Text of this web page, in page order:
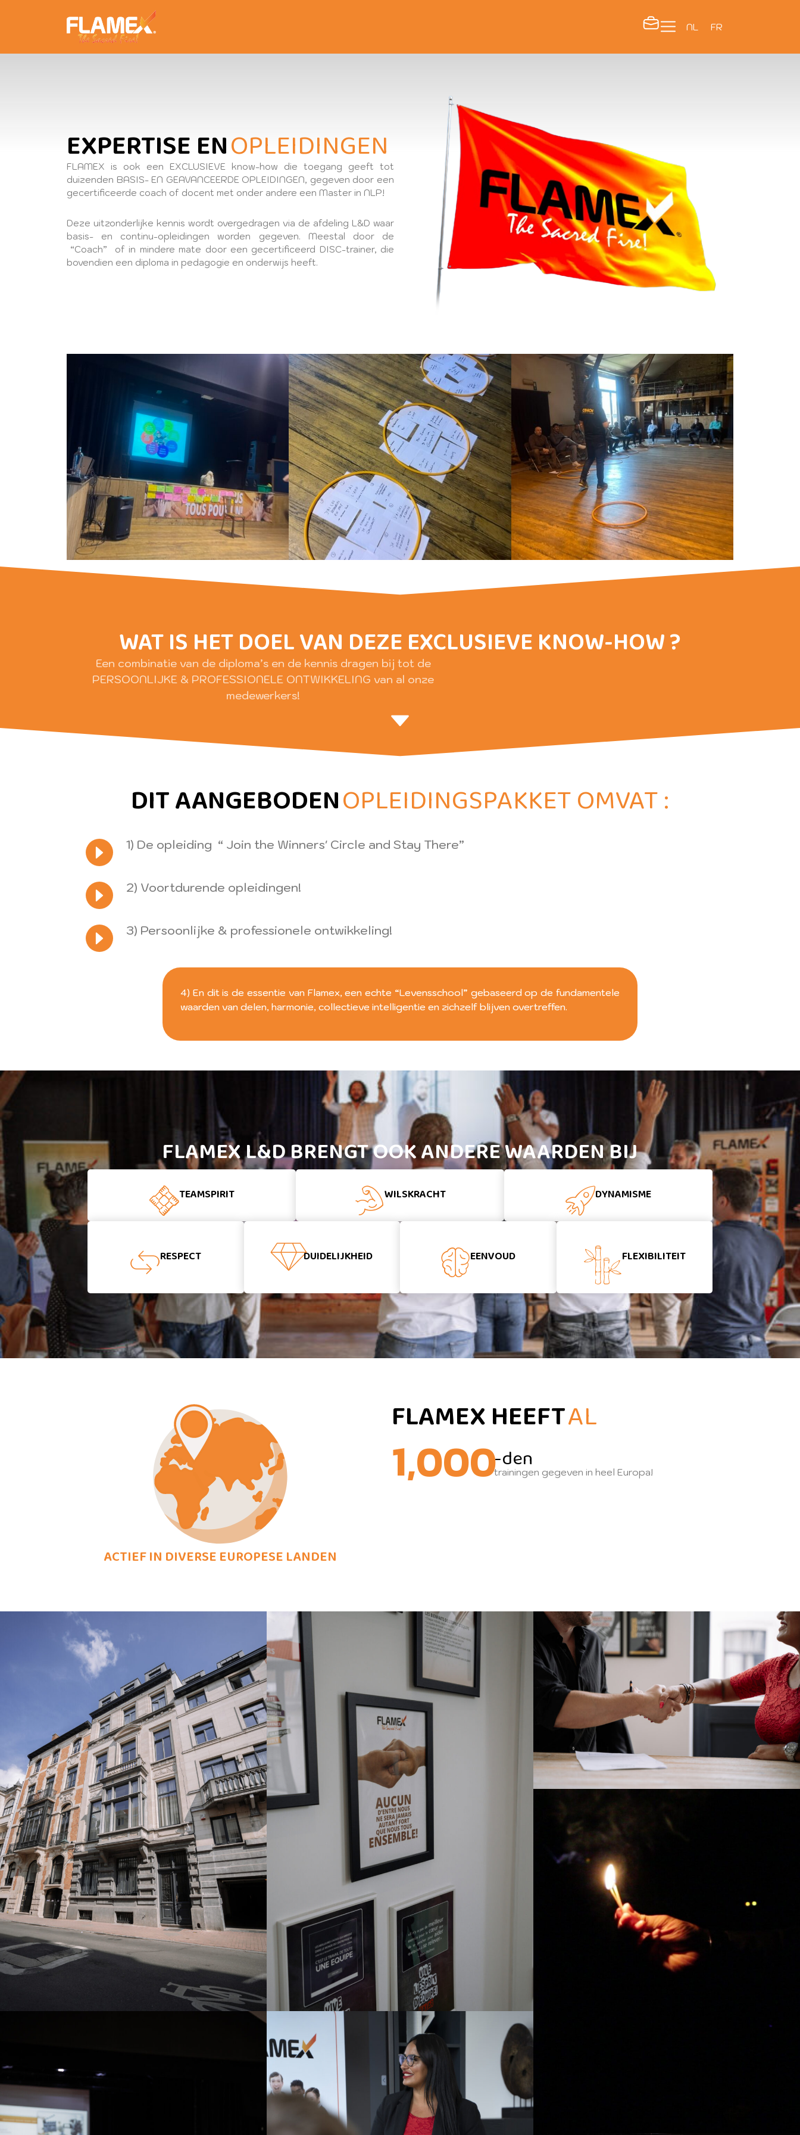
NL FR
EXPERTISE ENOPLEIDINGEN
FLAMEX is ook een EXCLUSIEVE know-how die toegang geeft tot
duizenden BASIS- EN GEAVANCEERDE OPLEIDINGEN, gegeven door een
gecertificeerde coach of docent met onder andere een Master in NLP!
Deze uitzonderlijke kennis wordt overgedragen via de afdeling L&D waar
basis- en continu-opleidingen worden gegeven. Meestal door de
“Coach” of in mindere mate door een gecertificeerd DISC-trainer, die
bovendien een diploma in pedagogie en onderwijs heeft.
WAT IS HET DOEL VAN DEZE EXCLUSIEVE KNOW-HOW ?
Een combinatie van de diploma’s en de kennis dragen bij tot de
PERSOONLIJKE & PROFESSIONELE ONTWIKKELING van al onze
medewerkers!
DIT AANGEBODENOPLEIDINGSPAKKET OMVAT :
1) De opleiding “ Join the Winners' Circle and Stay There”
2) Voortdurende opleidingen!
3) Persoonlijke & professionele ontwikkeling!
4) En dit is de essentie van Flamex, een echte “Levensschool” gebaseerd op de fundamentele
waarden van delen, harmonie, collectieve intelligentie en zichzelf blijven overtreffen.
FLAMEX L&D BRENGT OOK ANDERE WAARDEN BIJ
TEAMSPIRIT WILSKRACHT DYNAMISME
RESPECT DUIDELIJKHEID EENVOUD FLEXIBILITEIT
ACTIEF IN DIVERSE EUROPESE LANDEN
FLAMEX HEEFTAL
1,000-den
trainingen gegeven in heel Europa!